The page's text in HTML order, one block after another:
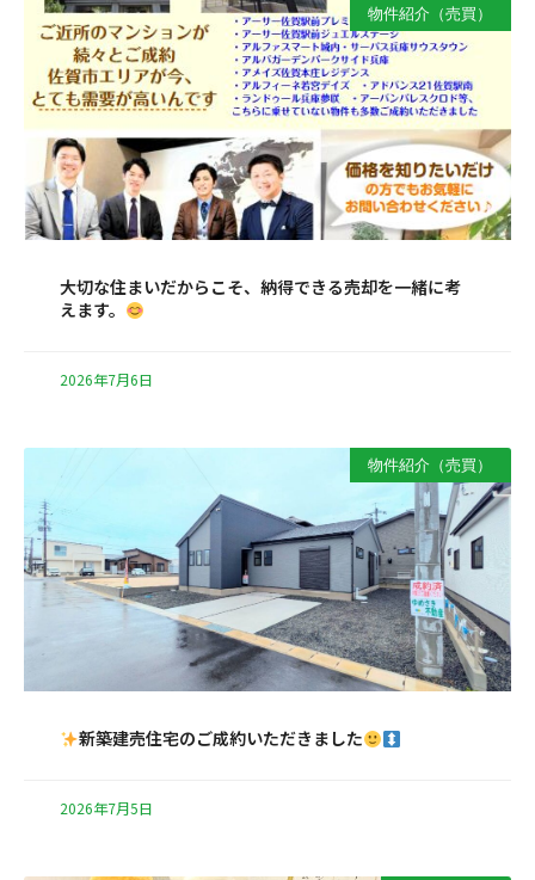
物件紹介（売買）
大切な住まいだからこそ、納得できる売却を一緒に考
えます。
2026年7月6日
物件紹介（売買）
新築建売住宅のご成約いただきました
2026年7月5日